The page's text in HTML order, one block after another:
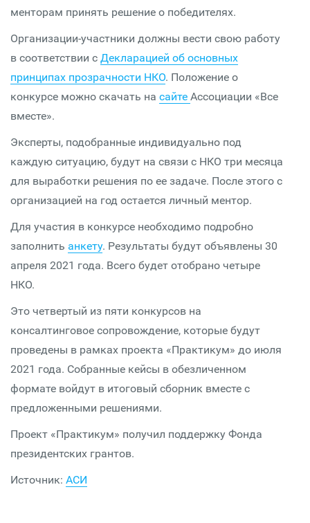
менторам принять решение о победителях.
Организации-участники должны вести свою работу
в соответствии с Декларацией об основных
принципах прозрачности НКО. Положение о
конкурсе можно скачать на сайте Ассоциации «Все
вместе».
Эксперты, подобранные индивидуально под
каждую ситуацию, будут на связи с НКО три месяца
для выработки решения по ее задаче. После этого с
организацией на год остается личный ментор.
Для участия в конкурсе необходимо подробно
заполнить анкету. Результаты будут объявлены 30
апреля 2021 года. Всего будет отобрано четыре
НКО.
Это четвертый из пяти конкурсов на
консалтинговое сопровождение, которые будут
проведены в рамках проекта «Практикум» до июля
2021 года. Собранные кейсы в обезличенном
формате войдут в итоговый сборник вместе с
предложенными решениями.
Проект «Практикум» получил поддержку Фонда
президентских грантов.
Источник: АСИ